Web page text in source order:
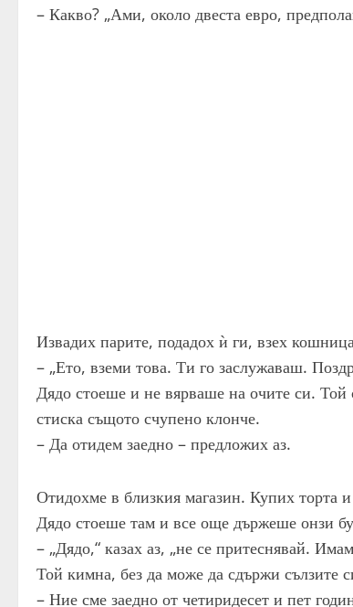
– Какво? „Ами, около двеста евро,
Извадих парите, подадох ѝ ги, взех
– „Ето, вземи това. Ти го заслужаваш.
Дядо стоеше и не вярваше на очите си.
стиска същото счупено клонче.
– Да отидем заедно – предложих аз.
Отидохме в близкия магазин. Купих торта
Дядо стоеше там и все още държеше онзи
– „Дядо,“ казах аз, „не се притеснявай.
Той кимна, без да може да сдържи сълзите
– Ние сме заедно от четиридесет и пет